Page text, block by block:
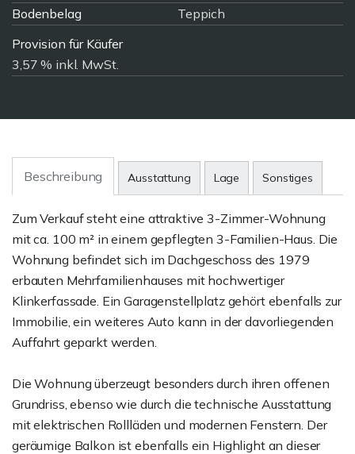
Bodenbelag
Teppich
Provision für Käufer
3,57 % inkl. MwSt.
Beschreibung Ausstattung Lage Sonstiges
Zum Verkauf steht eine attraktive 3-Zimmer-Wohnung
mit ca. 100 m² in einem gepflegten 3-Familien-Haus. Die
Wohnung befindet sich im Dachgeschoss des 1979
erbauten Mehrfamilienhauses mit hochwertiger
Klinkerfassade. Ein Garagenstellplatz gehört ebenfalls zur
Immobilie, ein weiteres Auto kann in der davorliegenden
Auffahrt geparkt werden.
Die Wohnung überzeugt besonders durch ihren offenen
Grundriss, ebenso wie durch die technische Ausstattung
mit elektrischen Rollläden und modernen Fenstern. Der
geräumige Balkon ist ebenfalls ein Highlight an dieser